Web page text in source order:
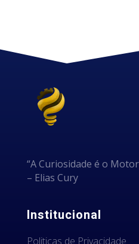
“A Curiosidade é o
– Elias Cury
Institucional
Politicas de Privacidade